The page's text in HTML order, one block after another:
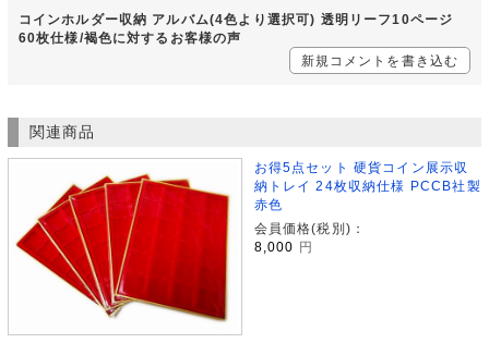
コインホルダー収納 アルバム(4色より選択可) 透明リーフ10ページ
60枚仕様/褐色に対するお客様の声
新規コメントを書き込む
関連商品
お得5点セット 硬貨コイン展示収
納トレイ 24枚収納仕様 PCCB社製
赤色
会員価格(税別)：
8,000
円